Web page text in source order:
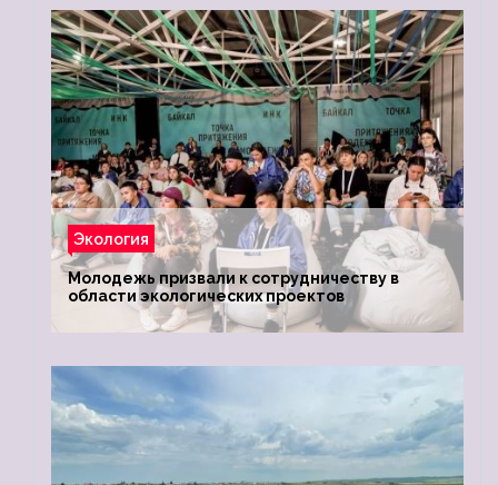
Экология
Молодежь призвали к сотрудничеству в
области экологических проектов